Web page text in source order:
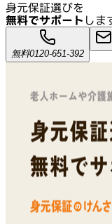
身元保証選びを
無料でサポート しま
無料0120-651-392